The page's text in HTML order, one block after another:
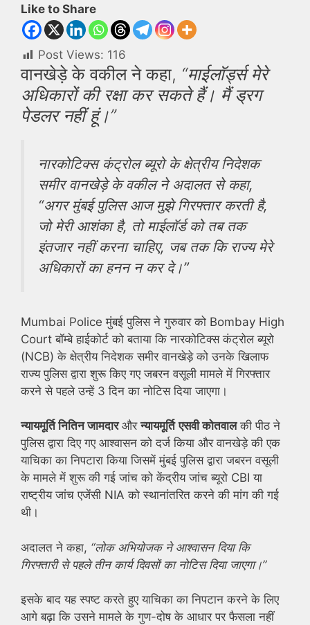
Like to Share
Post Views: 116
वानखेड़े के वकील ने कहा, “माईलॉर्ड्स मेरे
अधिकारों की रक्षा कर सकते हैं। मैं ड्रग
पेडलर नहीं हूं।”
नारकोटिक्स कंट्रोल ब्यूरो के क्षेत्रीय निदेशक
समीरवानखेड़े के वकील ने अदालत से कहा,
“अगर मुंबई पुलिस आज मुझे गिरफ्तार करती है,
जो मेरी आशंका है, तो माईलॉर्ड को तब तक
इंतजार नहीं करना चाहिए, जब तक कि राज्य मेरे
अधिकारों का हनन न कर दे।”
Mumbai Police मुंबई पुलिस ने गुरुवार को Bombay High
Court बॉम्बे हाईकोर्ट को बताया कि नारकोटिक्स कंट्रोल ब्यूरो
(NCB) के क्षेत्रीय निदेशक समीर वानखेड़े को उनके खिलाफ
राज्य पुलिस द्वारा शुरू किए गए जबरन वसूली मामले में गिरफ्तार
करने से पहले उन्हें 3 दिन का नोटिस दिया जाएगा।
न्यायमूर्ति नितिन जामदारऔरन्यायमूर्ति एसवी कोतवालकी पीठ ने
पुलिस द्वारा दिए गए आश्वासन को दर्ज किया और वानखेड़े की एक
याचिका का निपटारा किया जिसमें मुंबई पुलिस द्वारा जबरन वसूली
के मामले में शुरू की गई जांच को केंद्रीय जांच ब्यूरो CBI या
राष्ट्रीय जांच एजेंसी NIA को स्थानांतरित करने की मांग की गई
थी।
अदालत ने कहा, “लोक अभियोजक ने आश्वासन दिया कि
गिरफ्तारी से पहले तीन कार्य दिवसों का नोटिस दिया जाएगा।”
इसके बाद यह स्पष्ट करते हुए याचिका का निपटान करने के लिए
आगे बढ़ा कि उसने मामले के गुण-दोष के आधार पर फैसला नहीं